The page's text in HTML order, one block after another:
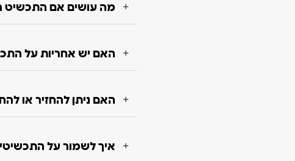
מה עושים אם התכשיט
האם יש אחריות על
האם ניתן להחזיר או
איך לשמור על